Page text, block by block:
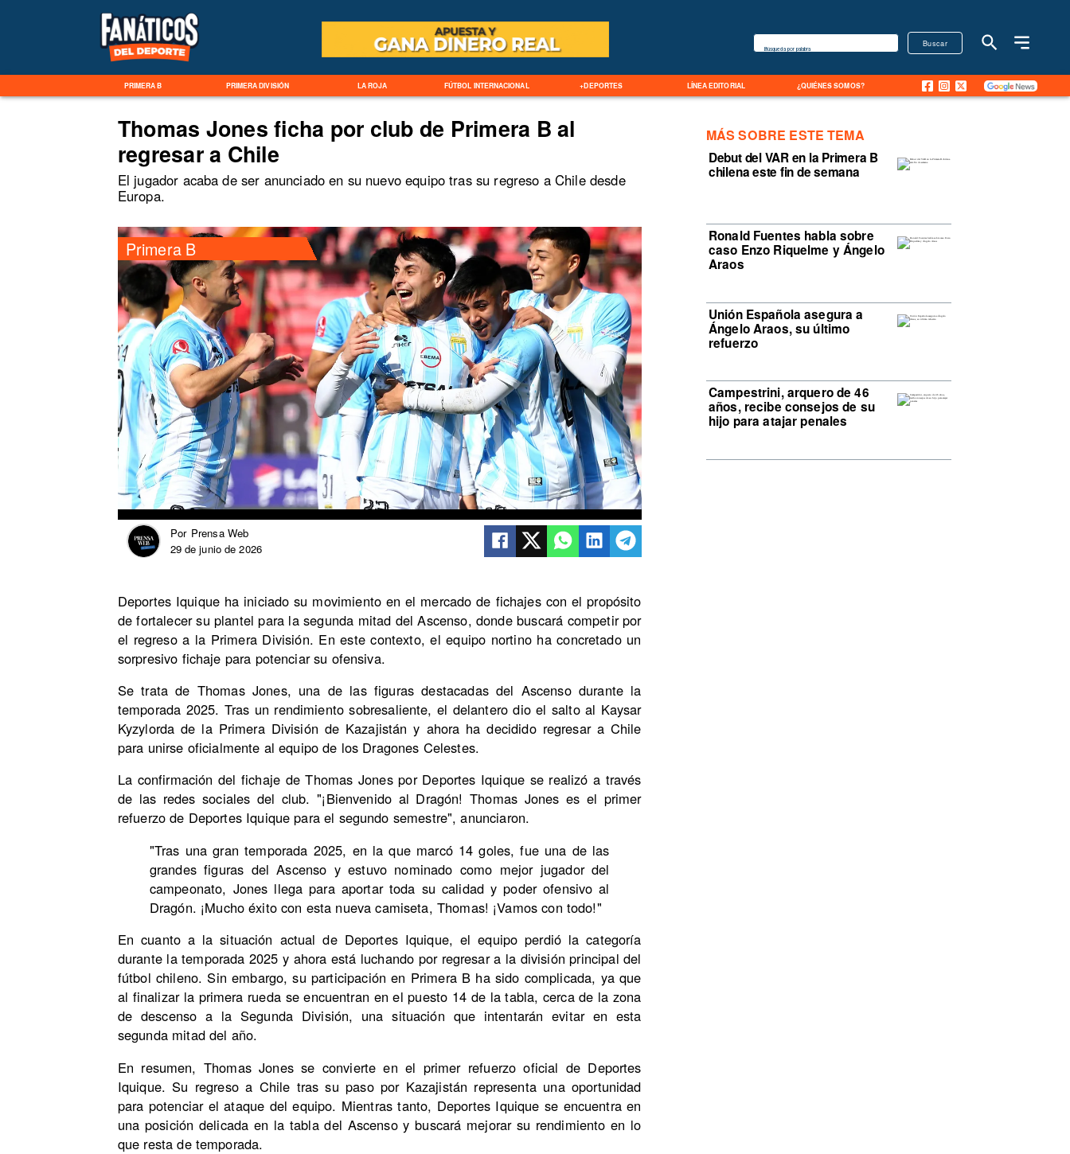
PRIMERA B PRIMERA DIVISIÓN LA ROJA FÚTBOL INTERNACIONAL +DEPORTES LÍNEA EDITORIAL ¿QUIÉNES SOMOS?
Buscar
Búsqueda por palabra
Primera B
Prensa Web
Por
29 de junio de 2026
Debut del VAR en la Primera B
chilena este fin de semana
Ronald Fuentes habla sobre
caso Enzo Riquelme y Ángelo
Araos
Unión Española asegura a
Ángelo Araos, su último
refuerzo
Campestrini, arquero de 46
años, recibe consejos de su
hijo para atajar penales
MÁS SOBRE ESTE TEMA
Thomas Jones ficha por club de Primera B al
regresar a Chile
El jugador acaba de ser anunciado en su nuevo equipo tras su regreso a Chile desde
Europa.
Deportes Iquique ha iniciado su movimiento en el mercado de fichajes con el propósito
de fortalecer su plantel para la segunda mitad del Ascenso, donde buscará competir por
el regreso a la Primera División. En este contexto, el equipo nortino ha concretado un
sorpresivo fichaje para potenciar su ofensiva.
Se trata de Thomas Jones, una de las figuras destacadas del Ascenso durante la
temporada 2025. Tras un rendimiento sobresaliente, el delantero dio el salto al Kaysar
Kyzylorda de la Primera División de Kazajistán y ahora ha decidido regresar a Chile
para unirse oficialmente al equipo de los Dragones Celestes.
La confirmación del fichaje de Thomas Jones por Deportes Iquique se realizó a través
de las redes sociales del club. "¡Bienvenido al Dragón! Thomas Jones es el primer
refuerzo de Deportes Iquique para el segundo semestre", anunciaron.
"Tras una gran temporada 2025, en la que marcó 14 goles, fue una de las
grandes figuras del Ascenso y estuvo nominado como mejor jugador del
campeonato, Jones llega para aportar toda su calidad y poder ofensivo al
Dragón. ¡Mucho éxito con esta nueva camiseta, Thomas! ¡Vamos con todo!"
En cuanto a la situación actual de Deportes Iquique, el equipo perdió la categoría
durante la temporada 2025 y ahora está luchando por regresar a la división principal del
fútbol chileno. Sin embargo, su participación en Primera B ha sido complicada, ya que
al finalizar la primera rueda se encuentran en el puesto 14 de la tabla, cerca de la zona
de descenso a la Segunda División, una situación que intentarán evitar en esta
segunda mitad del año.
En resumen, Thomas Jones se convierte en el primer refuerzo oficial de Deportes
Iquique. Su regreso a Chile tras su paso por Kazajistán representa una oportunidad
para potenciar el ataque del equipo. Mientras tanto, Deportes Iquique se encuentra en
una posición delicada en la tabla del Ascenso y buscará mejorar su rendimiento en lo
que resta de temporada.